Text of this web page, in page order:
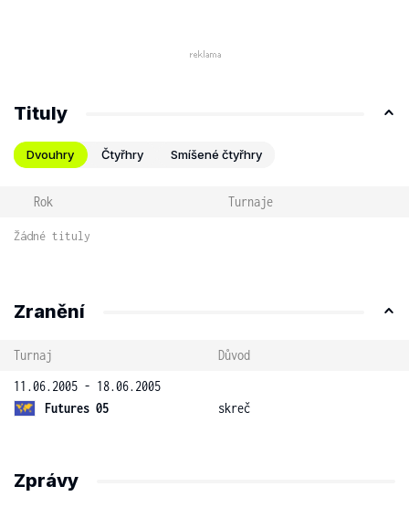
Tituly
Dvouhry Čtyřhry Smíšené čtyřhry
Rok Turnaje
Žádné tituly
Zranění
Turnaj
Důvod
11.06.2005 - 18.06.2005
Futures 05
skreč
Zprávy